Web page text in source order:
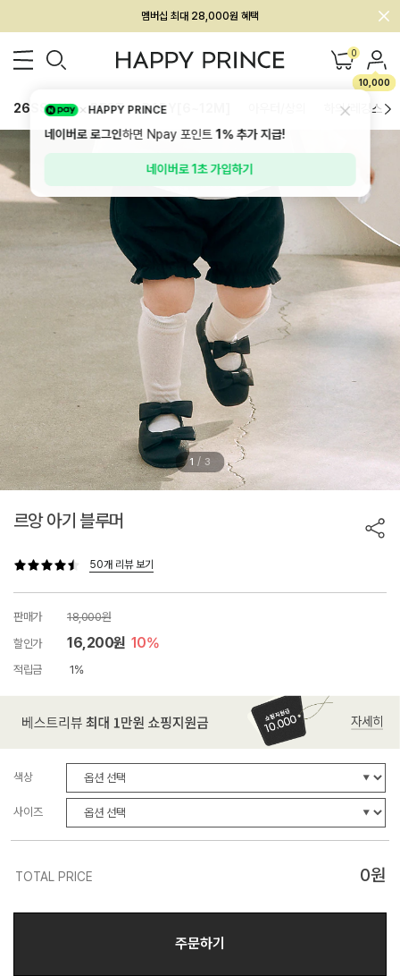
회원전용 아울렛, 가입하면 ~60% 할인!
멤버십 최대 28,000원 혜택 0
10,000
26SS 신상 BEST BABY[6~12M] 하의/레깅스
1 / 3
르앙 아기 블루머
50개 리뷰 보기
판매가
18,000원
할인가
16,200원 10%
적립금 1%
색상
사이즈
TOTAL PRICE 0원
주문하기
HAPPY PRINCE
네이버로 로그인하면 Npay 포인트1%추가 지급!
네이버로 1초 가입하기